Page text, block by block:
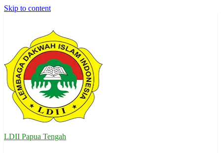
Skip to content
LDII Papua Tengah